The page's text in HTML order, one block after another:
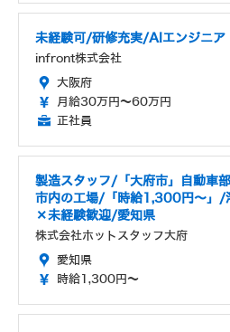
未経験可/研修充実/AIエンジニア
infront株式会社
大阪府
月給30万円～60万円
正社員
製造スタッフ/「大府市」自動車
市内の工場/「時給1,300円〜」/
×未経験歓迎/愛知県
株式会社ホットスタッフ大府
愛知県
時給1,300円～